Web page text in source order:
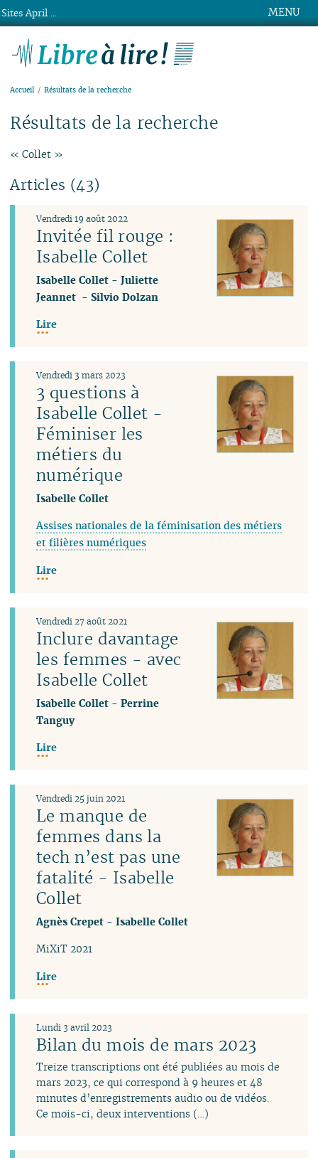
MENU
Accueil Résultats de la recherche
Résultats de la recherche
« Collet »
Articles (43)
Invitée fil rouge :
Isabelle Collet
Vendredi 19 août 2022
Isabelle Collet -Juliette
Jeannet -Silvio Dolzan
Lire
3 questions à
Isabelle Collet -
Féminiser les
métiers du
numérique
Vendredi 3 mars 2023
Isabelle Collet
Assises nationales de la féminisation des métiers
et filières numériques
Lire
Inclure davantage
les femmes - avec
Isabelle Collet
Vendredi 27 août 2021
Isabelle Collet -Perrine
Tanguy
Lire
Le manque de
femmes dans la
tech n’est pas une
fatalité - Isabelle
Collet
Vendredi 25 juin 2021
Agnès Crepet -Isabelle Collet
MiXiT 2021
Lire
Bilan du mois de mars 2023
Lundi 3 avril 2023
Treize transcriptions ont été publiées au mois de
mars 2023, ce qui correspond à 9 heures et 48
minutes d’enregistrements audio ou de vidéos.
Ce mois-ci, deux interventions (…)
Sites April ...